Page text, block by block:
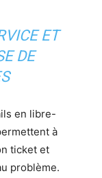
ET
DE
en libre-
à
ticket et
problème.